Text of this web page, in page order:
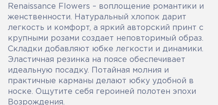
Renaissance Flowers – воплощение романтики и
женственности. Натуральный хлопок дарит
легкость и комфорт, а яркий авторский принт с
крупными розами создает неповторимый образ.
Складки добавляют юбке легкости и динамики.
Эластичная резинка на поясе обеспечивает
идеальную посадку. Потайная молния и
практичные карманы делают юбку удобной в
носке. Ощутите себя героиней полотен эпохи
Возрождения.